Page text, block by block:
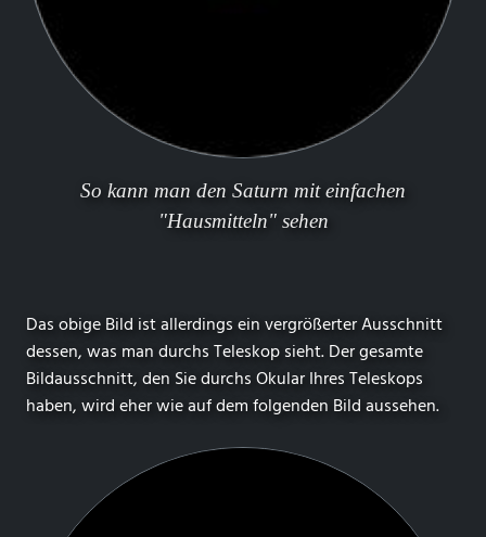
So kann man den Saturn mit einfachen
"Hausmitteln" sehen
Das obige Bild ist allerdings ein vergrößerter Ausschnitt
dessen, was man durchs Teleskop sieht. Der gesamte
Bildausschnitt, den Sie durchs Okular Ihres Teleskops
haben, wird eher wie auf dem folgenden Bild aussehen.